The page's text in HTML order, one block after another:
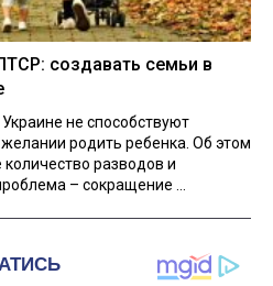
создавать семьи в
не способствуют
родить ребенка. Об этом
разводов и
– сокращение ...